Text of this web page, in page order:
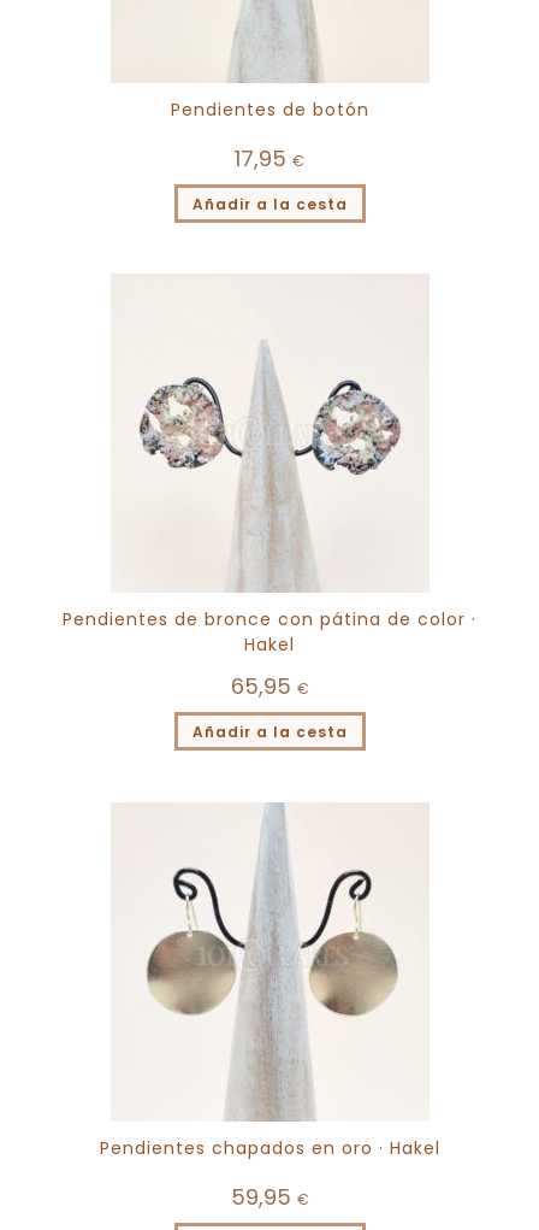
Pendientes de botón
17,95 €
Añadir a la cesta
Pendientes de bronce con pátina de color ·
Hakel
65,95 €
Añadir a la cesta
Pendientes chapados en oro · Hakel
59,95 €